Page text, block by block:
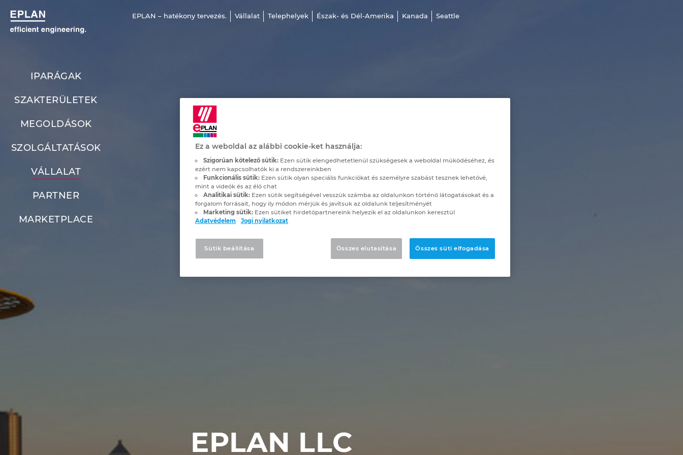
EPLAN – hatékony tervezés. Vállalat Telephelyek Észak- és Dél-Amerika Kanada Seattle
IPARÁGAK
SZAKTERÜLETEK
MEGOLDÁSOK
SZOLGÁLTATÁSOK
VÁLLALAT
PARTNER
MARKETPLACE
EPLAN LLC
Ez a weboldal az alábbi cookie-ket használja:
Szigorúan kötelező sütik: Ezen sütik elengedhetetlenül szükségesek a weboldal működéséhez, és
ezért nem kapcsolhatók ki a rendszereinkben
Funkcionális sütik: Ezen sütik olyan speciális funkciókat és személyre szabást tesznek lehetővé,
mint a videók és az élő chat
Analitikai sütik: Ezen sütik segítségével vesszük számba az oldalunkon történő látogatásokat és a
forgalom forrásait, hogy ily módon mérjük és javítsuk az oldalunk teljesítményét
Marketing sütik: Ezen sütiket hirdetőpartnereink helyezik el az oldalunkon keresztül
Adatvédelem
Jogi nyilatkozat
Összes elutasítása Összes süti elfogadása
Sütik beállítása